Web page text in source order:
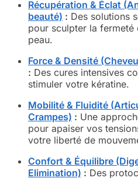
Récupération & Éclat
beauté) : Des solutions
pour sculpter la fermeté
peau.
Force & Densité
: Des cures intensives
stimuler votre kératine.
Mobilité & Fluidité
Crampes) : Une
pour apaiser vos
votre liberté de
Confort & Équilibre
Elimination) : Des